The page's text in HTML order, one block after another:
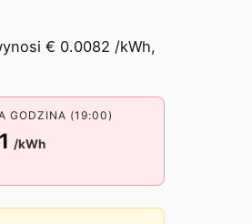
€ 0.0082 /kWh,
GODZINA (19:00)
/kWh